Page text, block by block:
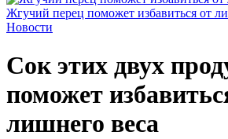
Жгучий перец поможет избавиться от
Новости
Сок этих двух
поможет
лишнего веса